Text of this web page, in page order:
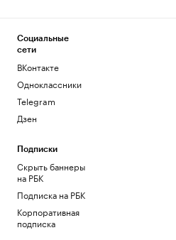
Социальные
сети
ВКонтакте
Одноклассники
Telegram
Дзен
Подписки
Скрыть баннеры
на РБК
Подписка на РБК
Корпоративная
подписка